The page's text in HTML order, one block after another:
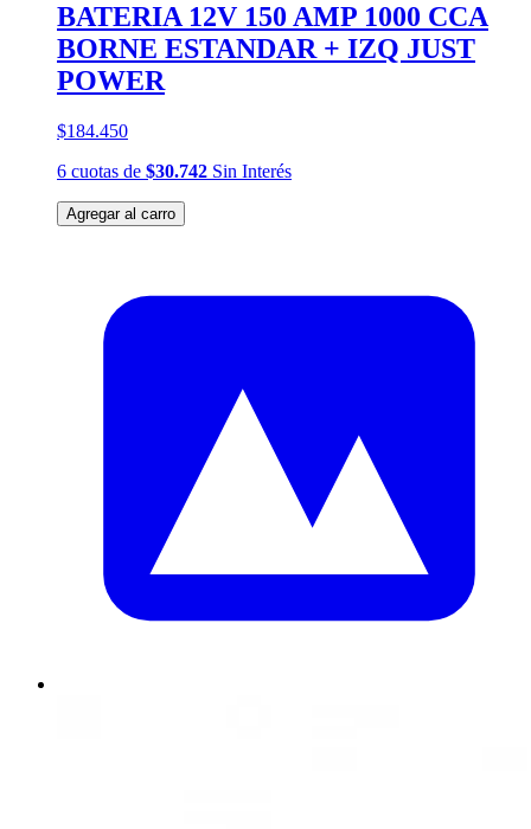
BATERIA 12V 150 AMP 1000 CCA
BORNE ESTANDAR + IZQ JUST
POWER
$184.450
6 cuotas de $30.742 Sin Interés
Agregar al carro